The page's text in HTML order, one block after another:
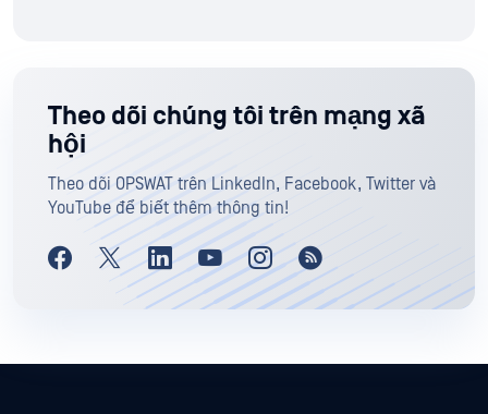
Theo dõi chúng tôi trên mạng xã
hội
Theo dõi OPSWAT trên LinkedIn, Facebook, Twitter và
YouTube để biết thêm thông tin!